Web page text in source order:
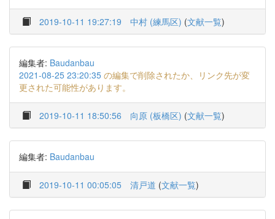
2019-10-11 19:27:19 中村 (練馬区) (文献一覧)
編集者: Baudanbau
2021-08-25 23:20:35 の編集で削除されたか、リンク先が変
更された可能性があります。
2019-10-11 18:50:56 向原 (板橋区) (文献一覧)
編集者: Baudanbau
2019-10-11 00:05:05 清戸道 (文献一覧)